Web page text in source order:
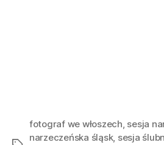
fotograf we włoszech, sesja
narzeczeńska śląsk, sesja